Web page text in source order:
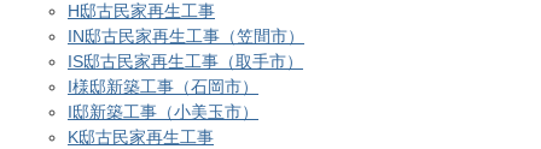
H邸古民家再生工事
IN邸古民家再生工事（笠間市）
IS邸古民家再生工事（取手市）
I様邸新築工事（石岡市）
I邸新築工事（小美玉市）
K邸古民家再生工事